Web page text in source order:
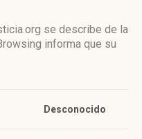
se describe de la
informa que su
Desconocido